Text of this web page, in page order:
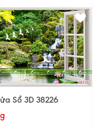
Sổ 3D 38226